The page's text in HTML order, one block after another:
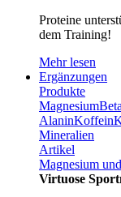
Proteine
dem Training!
Mehr lesen
Ergänzungen
Produkte
MagnesiumBeta
AlaninKoffein
Mineralien
Artikel
Magnesium
Virtuose